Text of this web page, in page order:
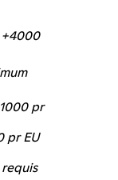
+4000
pr
pr EU